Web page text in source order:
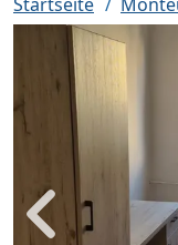
Zurück